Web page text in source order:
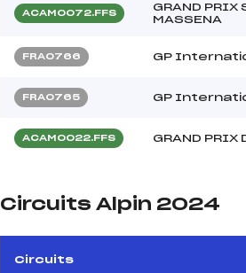
ACAM0072.FFS
GRAND PRIX
MASSENA
FRA0766 GP
FRA0765 GP
ACAM0022.FFS GRAND
Circuits Alpin 2024
Circuits